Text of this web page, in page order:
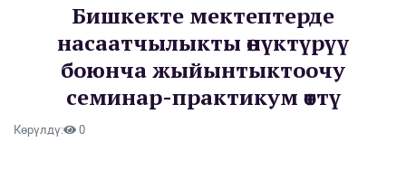
Бишкекте мектептерде
насаатчылыкты өнүктүрүү
боюнча жыйынтыктоочу
семинар-практикум өттү
Көрүлдү: 0